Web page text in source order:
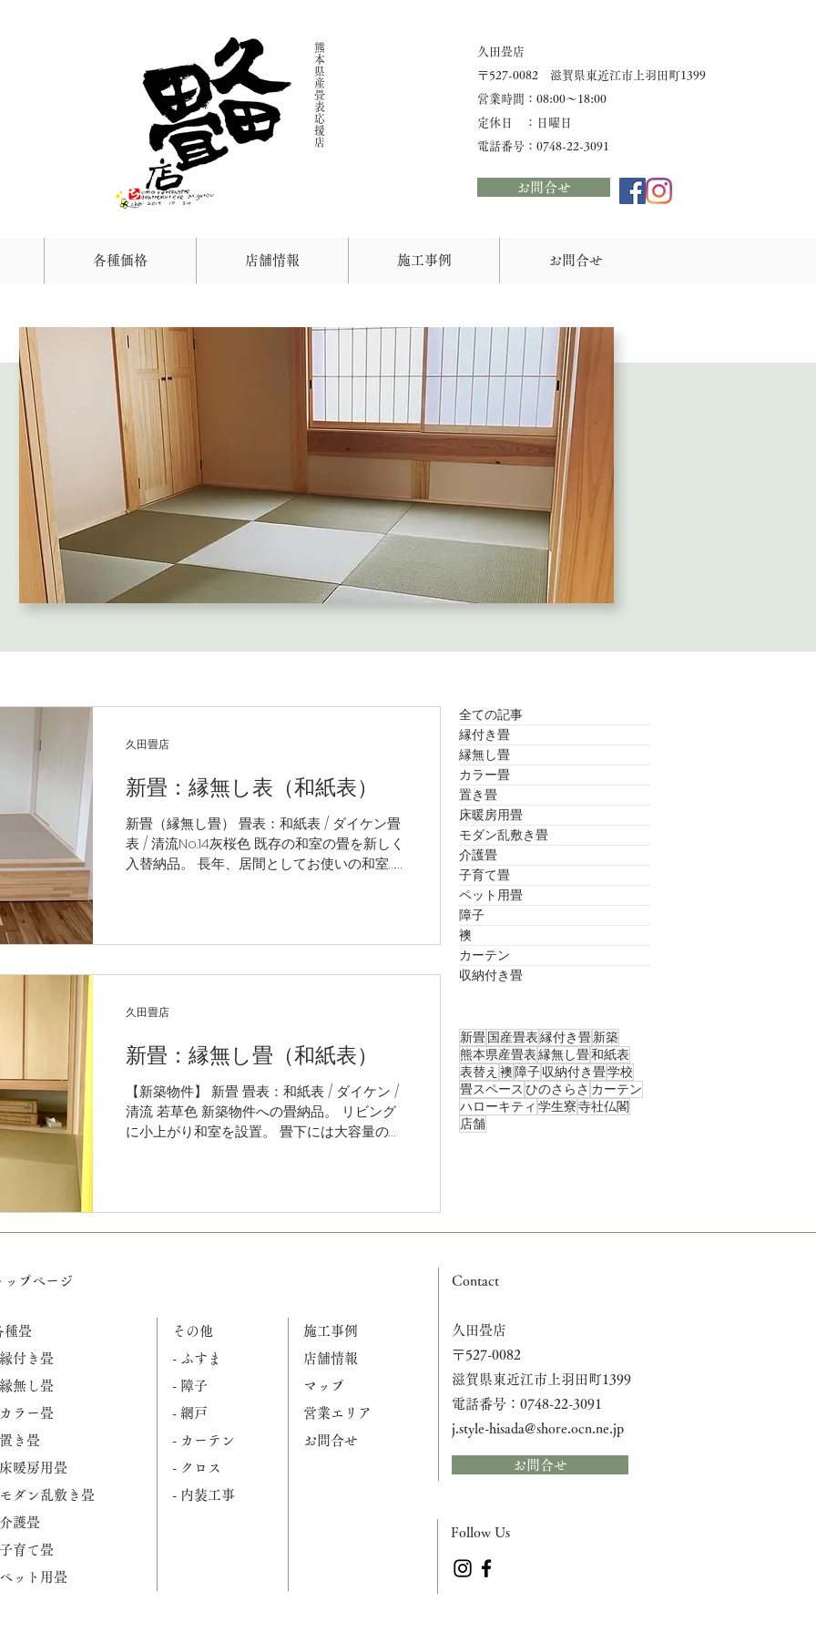
熊
本
県
産
畳
表
応
援
店
久田畳店
​〒527-0082 滋賀県東近江市上羽田町1399
営業時間：08:00〜18:00
定休日 ：日曜日
​電話番号：0748-22-3091
お問合せ
各種価格 店舗情報 施工事例 お問合せ
新畳：縁無し表（和紙表）
新畳（縁無し畳） 畳表：和紙表 / ダイケン畳
表 / 清流No.14灰桜色 既存の和室の畳を新しく
入替納品。 長年、居間としてお使いの和室…
納品。...
久田畳店
新畳：縁無し畳（和紙表）
【新築物件】 新畳 畳表：和紙表 / ダイケン /
清流 若草色 新築物件への畳納品。 リビング
に小上がり和室を設置。 畳下には大容量の収
久田畳店
全ての記事
縁付き畳
縁無し畳
カラー畳
置き畳
床暖房用畳
モダン乱敷き畳
介護畳
子育て畳
ペット用畳
障子
襖
カーテン
収納付き畳
新畳国産畳表縁付き畳新築
熊本県産畳表縁無し畳和紙表
表替え 襖障子収納付き畳学校
畳スペース ひのさらさ カーテン
ハローキティ 学生寮寺社仏閣
店舗
ップページ
種畳
付き畳
無し畳
ラー畳
き畳
暖房用畳
ダン乱敷き畳
護畳
育て畳
ット用畳
その他
- ふすま
- 障子
- 網戸
- カーテン
- クロス
- 内装工事
施工事例
店舗情報
マップ
営業エリア
お問合せ
Contact
久田畳店
〒527-0082
滋賀県東近江市上羽田町1399
電話番号：0748-22-3091
j.style-hisada@shore.ocn.ne.jp
お問合せ
Follow Us